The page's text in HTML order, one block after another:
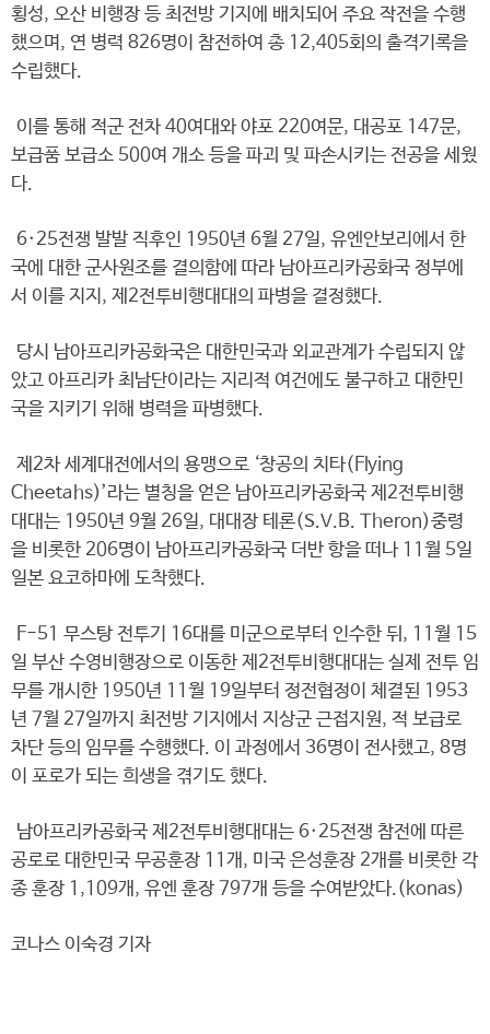
횡성, 오산 비행장 등 최전방 기지에 배치되어 주요 작전을 수행
했으며, 연 병력 826명이 참전하여 총 12,405회의 출격기록을
수립했다.
이를 통해 적군 전차 40여대와 야포 220여문, 대공포 147문,
보급품 보급소 500여 개소 등을 파괴 및 파손시키는 전공을 세웠
다.
6·25전쟁 발발 직후인 1950년 6월 27일, 유엔안보리에서 한
국에 대한 군사원조를 결의함에 따라 남아프리카공화국 정부에
서 이를 지지, 제2전투비행대대의 파병을 결정했다.
당시 남아프리카공화국은 대한민국과 외교관계가 수립되지 않
았고 아프리카 최남단이라는 지리적 여건에도 불구하고 대한민
국을 지키기 위해 병력을 파병했다.
제2차 세계대전에서의 용맹으로 ‘창공의 치타(Flying
Cheetahs)’라는 별칭을 얻은 남아프리카공화국 제2전투비행
대대는 1950년 9월 26일, 대대장 테론(S.V.B. Theron)중령
을 비롯한 206명이 남아프리카공화국 더반 항을 떠나 11월 5일
일본 요코하마에 도착했다.
F-51 무스탕 전투기 16대를 미군으로부터 인수한 뒤, 11월 15
일 부산 수영비행장으로 이동한 제2전투비행대대는 실제 전투 임
무를 개시한 1950년 11월 19일부터 정전협정이 체결된 1953
년 7월 27일까지 최전방 기지에서 지상군 근접지원, 적 보급로
차단 등의 임무를 수행했다. 이 과정에서 36명이 전사했고, 8명
이 포로가 되는 희생을 겪기도 했다.
남아프리카공화국 제2전투비행대대는 6·25전쟁 참전에 따른
공로로 대한민국 무공훈장 11개, 미국 은성훈장 2개를 비롯한 각
종 훈장 1,109개, 유엔 훈장 797개 등을 수여받았다.(konas)
코나스 이숙경 기자